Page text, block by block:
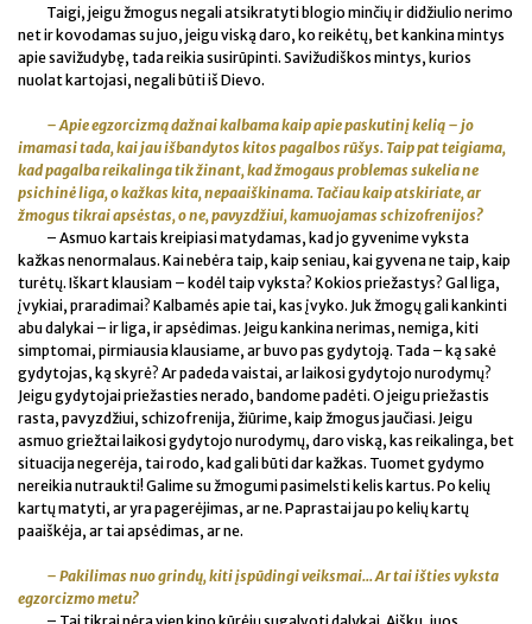
Taigi, jeigu žmogus negali atsikratyti blogio minčių ir didžiulio nerimo
net ir kovodamas su juo, jeigu viską daro, ko reikėtų, bet kankina mintys
apie savižudybę, tada reikia susirūpinti. Savižudiškos mintys, kurios
nuolat kartojasi, negali būti iš Dievo.
– Apie egzorcizmą dažnai kalbama kaip apie paskutinį kelią – jo
imamasi tada, kai jau išbandytos kitos pagalbos rūšys. Taip pat teigiama,
kad pagalba reikalinga tik žinant, kad žmogaus problemas sukelia ne
psichinė liga, o kažkas kita, nepaaiškinama. Tačiau kaip atskiriate, ar
žmogus tikrai apsėstas, o ne, pavyzdžiui, kamuojamas schizofrenijos?
– Asmuo kartais kreipiasi matydamas, kad jo gyvenime vyksta
kažkas nenormalaus. Kai nebėra taip, kaip seniau, kai gyvena ne taip, kaip
turėtų. Iškart klausiam – kodėl taip vyksta? Kokios priežastys? Gal liga,
įvykiai, praradimai? Kalbamės apie tai, kas įvyko. Juk žmogų gali kankinti
abu dalykai – ir liga, ir apsėdimas. Jeigu kankina nerimas, nemiga, kiti
simptomai, pirmiausia klausiame, ar buvo pas gydytoją. Tada – ką sakė
gydytojas, ką skyrė? Ar padeda vaistai, ar laikosi gydytojo nurodymų?
Jeigu gydytojai priežasties nerado, bandome padėti. O jeigu priežastis
rasta, pavyzdžiui, schizofrenija, žiūrime, kaip žmogus jaučiasi. Jeigu
asmuo griežtai laikosi gydytojo nurodymų, daro viską, kas reikalinga, bet
situacija negerėja, tai rodo, kad gali būti dar kažkas. Tuomet gydymo
nereikia nutraukti! Galime su žmogumi pasimelsti kelis kartus. Po kelių
kartų matyti, ar yra pagerėjimas, ar ne. Paprastai jau po kelių kartų
paaiškėja, ar tai apsėdimas, ar ne.
– Pakilimas nuo grindų, kiti įspūdingi veiksmai... Ar tai išties vyksta
egzorcizmo metu?